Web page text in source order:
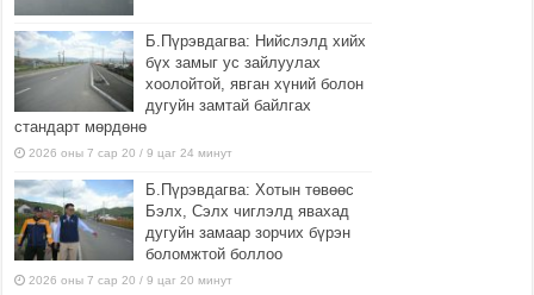
Б.Пүрэвдагва: Нийслэлд хийх
бүх замыг ус зайлуулах
хоолойтой, явган хүний болон
дугуйн замтай байлгах
стандарт мөрдөнө
2026 оны 7 сар 20 / 9 цаг 24 минут
Б.Пүрэвдагва: Хотын төвөөс
Бэлх, Сэлх чиглэлд явахад
дугуйн замаар зорчих бүрэн
боломжтой боллоо
2026 оны 7 сар 20 / 9 цаг 20 минут